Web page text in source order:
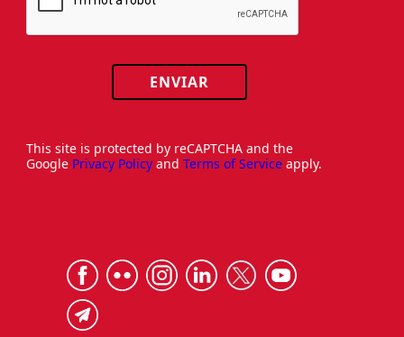
ENVIAR
This site is protected by reCAPTCHA and the
Google Privacy Policy and Terms of Service apply.